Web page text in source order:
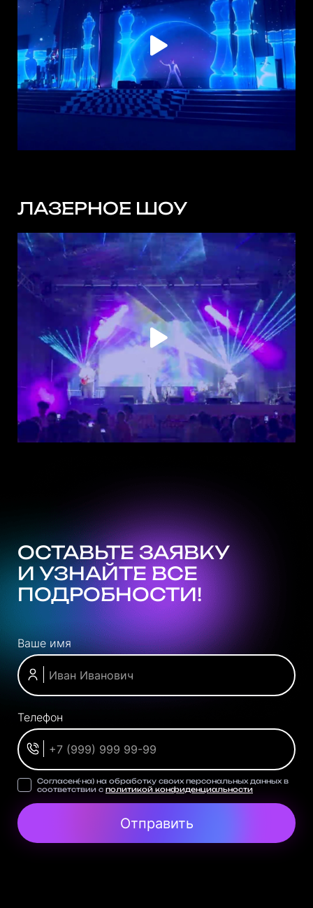
ЛАЗЕРНОЕ ШОУ
ОСТАВЬТЕ ЗАЯВКУ
И УЗНАЙТЕ ВСЕ
ПОДРОБНОСТИ!
Ваше имя
Телефон
Согласен(-на) на обработку своих персональных данных в
соответствии с политикой конфиденциальности
Отправить